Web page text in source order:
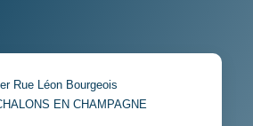
Rue Léon Bourgeois
EN CHAMPAGNE